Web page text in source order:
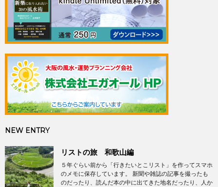
NEW ENTRY
リストの旅 和歌山編
５年ぐらい前から「行きたいとこリスト」を作ってスマホ
のメモに保存しています。 新聞や雑誌の記事を撮ったも
のだったり、読んだ本の中に出てきた地名だったり、人か